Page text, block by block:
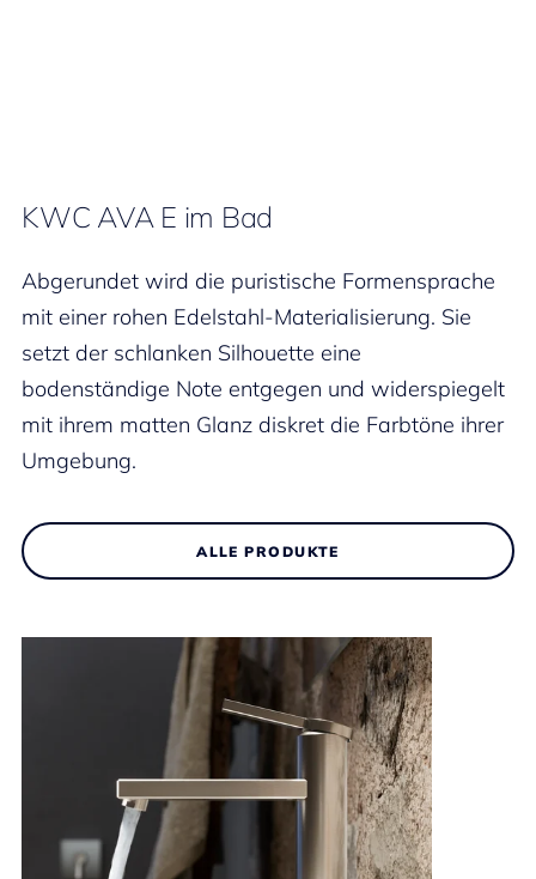
KWC AVA E im Bad
Abgerundet wird die puristische Formensprache
mit einer rohen Edelstahl-Materialisierung. Sie
setzt der schlanken Silhouette eine
bodenständige Note entgegen und widerspiegelt
mit ihrem matten Glanz diskret die Farbtöne ihrer
Umgebung.
ALLE PRODUKTE